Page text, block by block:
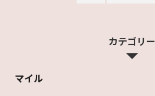
カテゴリー
マイル